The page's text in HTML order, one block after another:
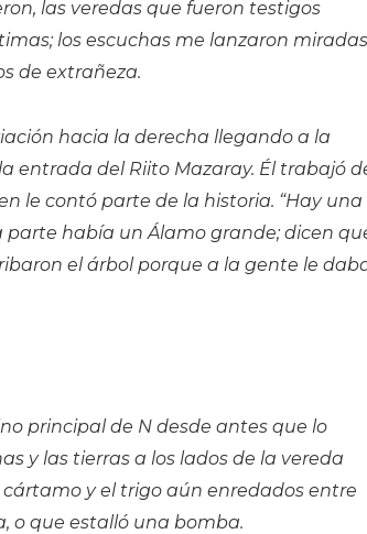
las veredas que fueron testigos
los escuchas me lanzaron miradas
de extrañeza.
hacia la derecha llegando a la
entrada del Riito Mazaray. Él trabajó
le contó parte de la historia. “Hay una
parte había un Álamo grande; dicen
el árbol porque a la gente le
principal de N desde antes que lo
y las tierras a los lados de la vereda
y el trigo aún enredados entre
o que estalló una bomba.